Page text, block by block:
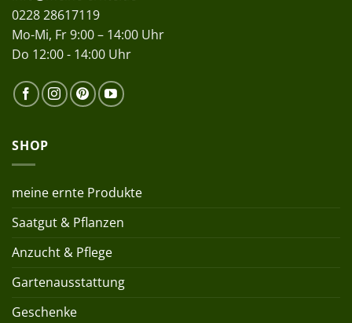
0228 28617119
Mo-Mi, Fr 9:00 – 14:00 Uhr
Do 12:00 - 14:00 Uhr
SHOP
meine ernte Produkte
Saatgut & Pflanzen
Anzucht & Pflege
Gartenausstattung
Geschenke